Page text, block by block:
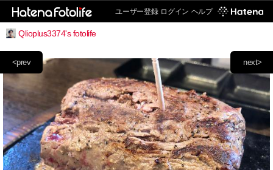
ユーザー登録 ログイン ヘルプ
Qlioplus3374's fotolife
next>
<prev